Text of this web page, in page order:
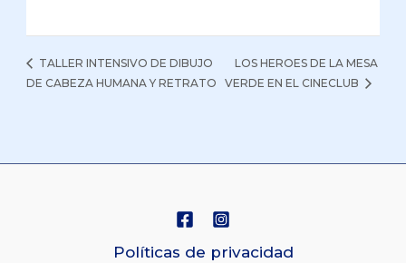
TALLER INTENSIVO DE DIBUJO
DE CABEZA HUMANA Y RETRATO
LOS HEROES DE LA MESA
VERDE EN EL CINECLUB
Políticas de privacidad